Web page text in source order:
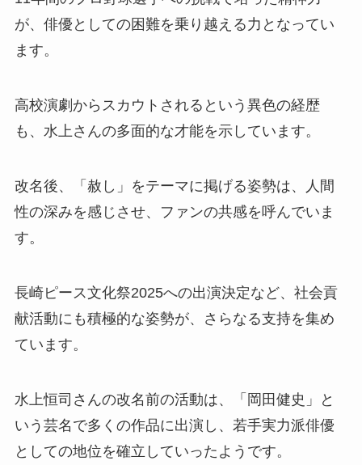
が、俳優としての困難を乗り越える力となってい
ます。
高校演劇からスカウトされるという異色の経歴
も、水上さんの多面的な才能を示しています。
改名後、「赦し」をテーマに掲げる姿勢は、人間
性の深みを感じさせ、ファンの共感を呼んでいま
す。
長崎ピース文化祭2025への出演決定など、社会貢
献活動にも積極的な姿勢が、さらなる支持を集め
ています。
水上恒司さんの改名前の活動は、「岡田健史」と
いう芸名で多くの作品に出演し、若手実力派俳優
としての地位を確立していったようです。